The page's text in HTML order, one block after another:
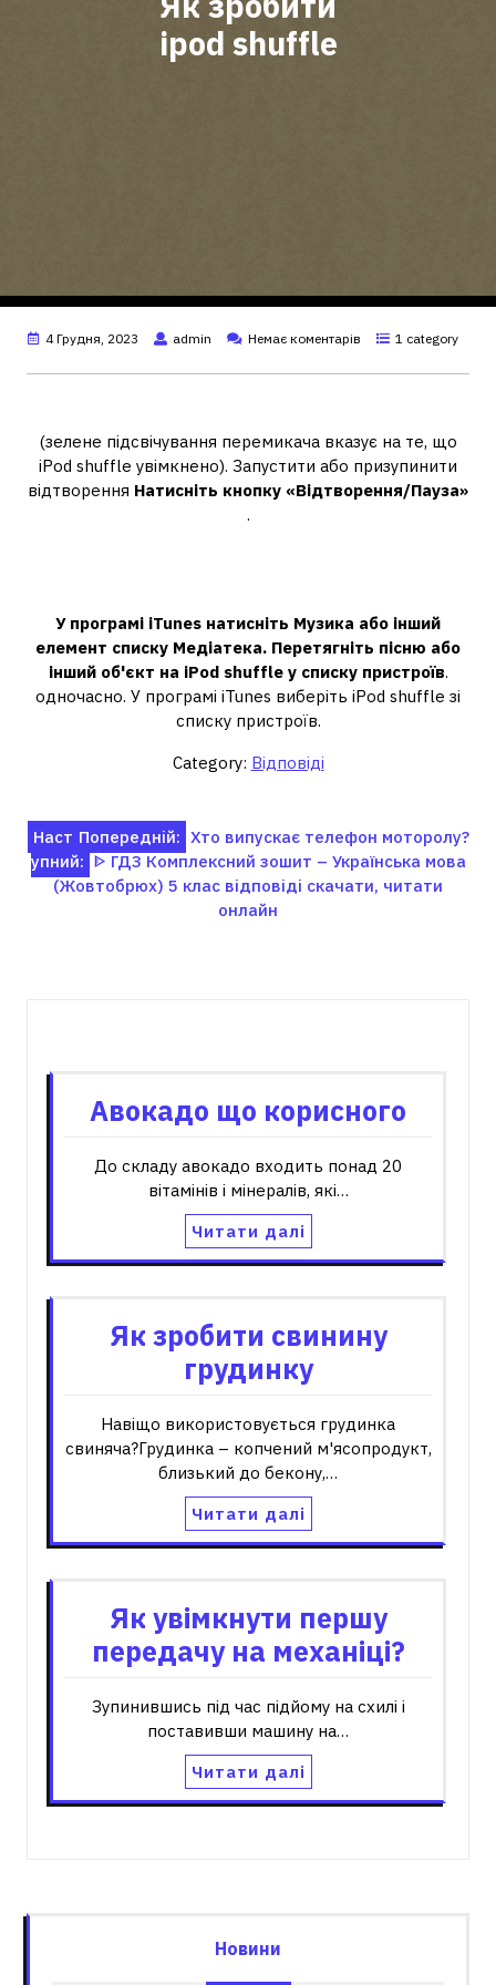
ipod shuffle
4 Грудня, 2023 admin Немає коментарів 1 category
(зелене підсвічування перемикача вказує на те, що
iPod shuffle увімкнено). Запустити або призупинити
відтворення Натисніть кнопку «Відтворення/Пауза»
.
У програмі iTunes натисніть Музика або інший
елемент списку Медіатека. Перетягніть пісню або
інший об'єкт на iPod shuffle у списку пристроїв.
одночасно. У програмі iTunes виберіть iPod shuffle зі
списку пристроїв.
Category: Відповіді
Навігація
записів
Попередній: Хто випускає телефон моторолу?
Наст
упний: ᐈ ГДЗ Комплексний зошит – Українська мова
(Жовтобрюх) 5 клас відповіді скачати, читати
онлайн
Авокадо що корисного
До складу авокадо входить понад 20
вітамінів і мінералів, які…
Читати далі
Як зробити свинину
грудинку
Навіщо використовується грудинка
свиняча?Грудинка – копчений м'ясопродукт,
близький до бекону,…
Читати далі
Як увімкнути першу
передачу на механіці?
Зупинившись під час підйому на схилі і
поставивши машину на…
Читати далі
Новини